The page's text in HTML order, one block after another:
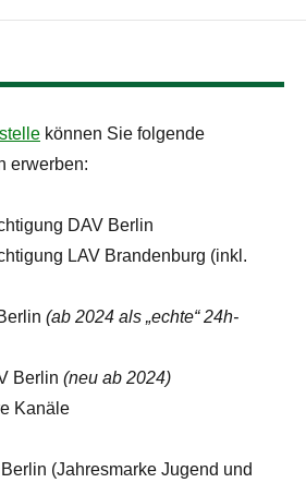
können Sie folgende
erwerben:
DAV Berlin
LAV Brandenburg (inkl.
(ab 2024 als „echte“ 24h-
Berlin (neu ab 2024)
Kanäle
(Jahresmarke Jugend und